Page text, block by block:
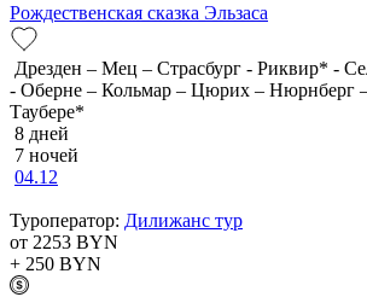
Рождественская сказка Эльзаса
Дрезден – Мец – Страсбург - Риквир* -
- Оберне – Кольмар – Цюрих – Нюрнберг –
Таубере*
8 дней
7 ночей
04.12
Туроператор: Дилижанс тур
от 2253 BYN
+ 250 BYN